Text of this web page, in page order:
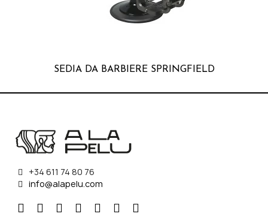
SEDIA DA BARBIERE SPRINGFIELD
+34 611 74 80 76
info@alapelu.com